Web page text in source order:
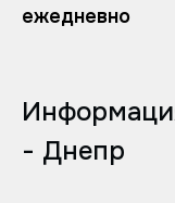
ежедневно
- Днепр